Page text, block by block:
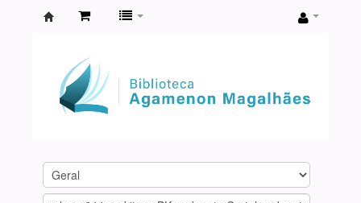
Agamenon
Magalhães